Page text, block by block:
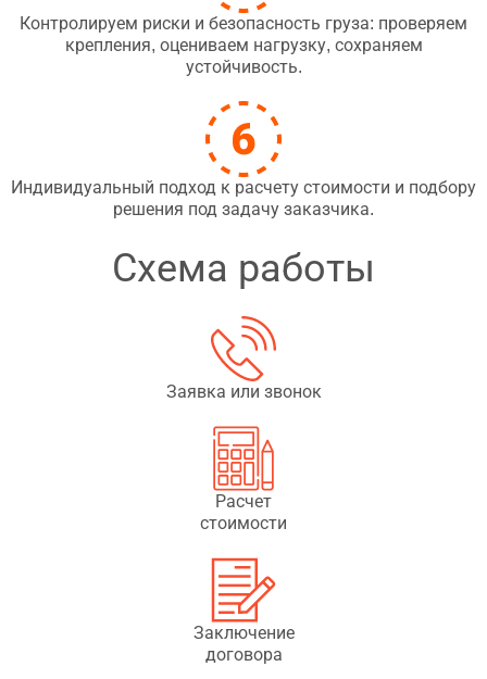
Контролируем риски и безопасность груза: проверяем
крепления, оцениваем нагрузку, сохраняем
устойчивость.
Индивидуальный подход к расчету стоимости и подбору
решения под задачу заказчика.
Схема работы
Заявка или звонок
Расчет
стоимости
Заключение
договора